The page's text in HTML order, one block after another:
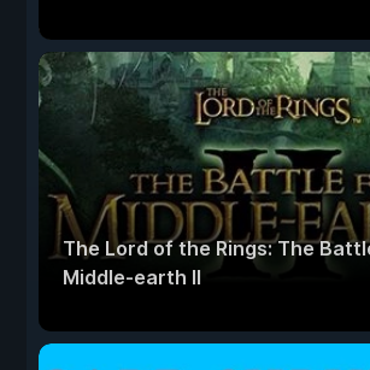
The Lord of the Rings: The
Middle-earth II